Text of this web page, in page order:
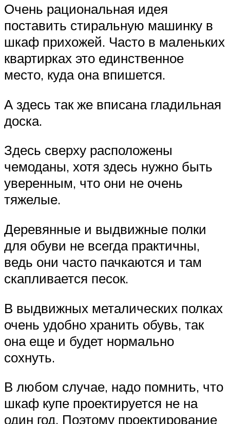
Очень рациональная идея
поставить стиральную машинку в
шкаф прихожей. Часто в маленьких
квартирках это единственное
место, куда она впишется.
А здесь так же вписана гладильная
доска.
Здесь сверху расположены
чемоданы, хотя здесь нужно быть
уверенным, что они не очень
тяжелые.
Деревянные и выдвижные полки
для обуви не всегда практичны,
ведь они часто пачкаются и там
скапливается песок.
В выдвижных металических полках
очень удобно хранить обувь, так
она еще и будет нормально
сохнуть.
В любом случае, надо помнить, что
шкаф купе проектируется не на
один год. Поэтому проектирование